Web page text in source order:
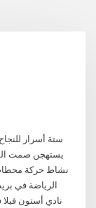
يستهجن صمت
نشاط حركة محطات
الرياضة في
نادي أستون فيلا